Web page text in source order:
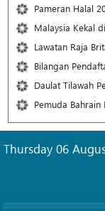
Pameran Halal
Malaysia Kekal
Lawatan Raja
Bilangan
Daulat Tilawah
Pemuda
Thursday 06